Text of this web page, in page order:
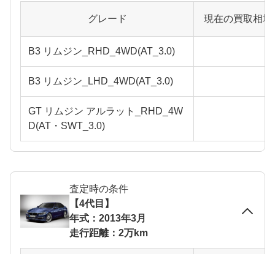
グレード 現在の買取相
B3 リムジン_RHD_4WD(AT_3.0)
B3 リムジン_LHD_4WD(AT_3.0)
GT リムジン アルラット_RHD_4W
D(AT・SWT_3.0)
査定時の条件
【4代目】
年式：2013年3月
走行距離：2万km